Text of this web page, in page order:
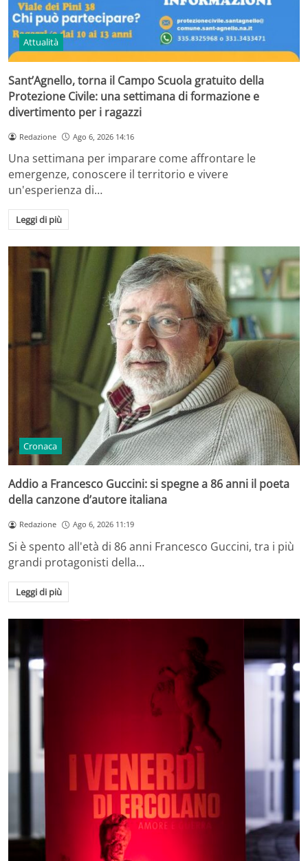
Attualità
Sant’Agnello, torna il Campo Scuola gratuito della
Protezione Civile: una settimana di formazione e
divertimento per i ragazzi
Redazione Ago 6, 2026 14:16
Una settimana per imparare come affrontare le
emergenze, conoscere il territorio e vivere
un'esperienza di…
Leggi di più
Cronaca
Addio a Francesco Guccini: si spegne a 86 anni il poeta
della canzone d’autore italiana
Redazione Ago 6, 2026 11:19
Si è spento all'età di 86 anni Francesco Guccini, tra i più
grandi protagonisti della…
Leggi di più